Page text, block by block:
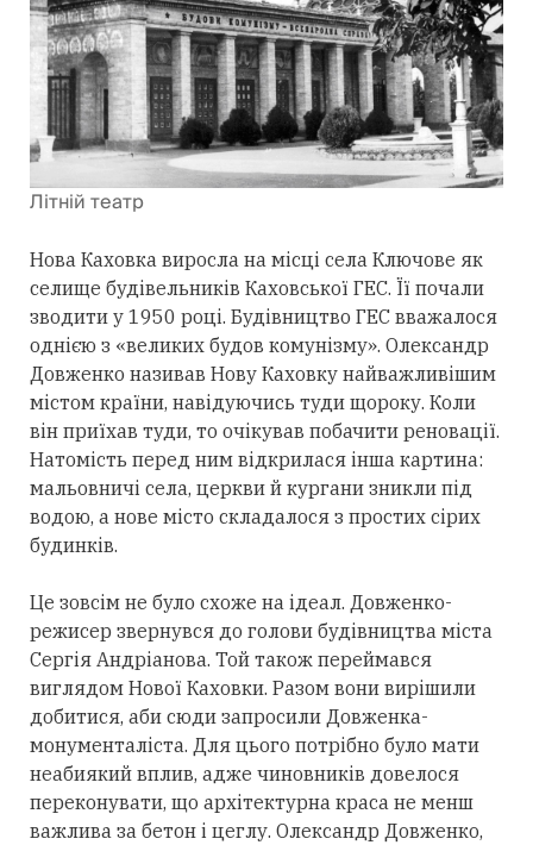
Літній театр
Нова Каховка виросла на місці села Ключове як
селище будівельників Каховської ГЕС. Її почали
зводити у 1950 році. Будівництво ГЕС вважалося
однією з «великих будов комунізму». Олександр
Довженко називав Нову Каховку найважливішим
містом країни, навідуючись туди щороку. Коли
він приїхав туди, то очікував побачити реновації.
Натомість перед ним відкрилася інша картина:
мальовничі села, церкви й кургани зникли під
водою, а нове місто складалося з простих сірих
будинків.
Це зовсім не було схоже на ідеал. Довженко-
режисер звернувся до голови будівництва міста
Сергія Андріанова. Той також переймався
виглядом Нової Каховки. Разом вони вирішили
добитися, аби сюди запросили Довженка-
монументаліста. Для цього потрібно було мати
неабиякий вплив, адже чиновників довелося
переконувати, що архітектурна краса не менш
важлива за бетон і цеглу. Олександр Довженко,